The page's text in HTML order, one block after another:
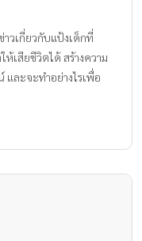
วเกี่ยวกับแป้งเด็กที่
ห้เสียชีวิตได้ สร้างความ
ละจะทำอย่างไรเพื่อ